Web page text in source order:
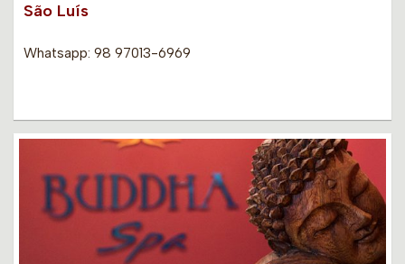
São Luís
Whatsapp: 98 97013-6969